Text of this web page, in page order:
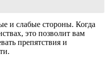
и слабые стороны. Когда
это позволит вам
препятствия и